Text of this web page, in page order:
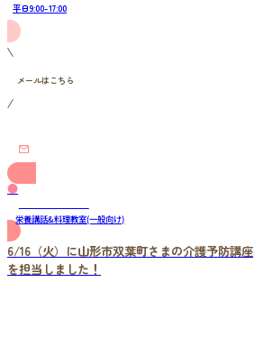
平日9:00-17:00
メールはこちら
●
栄養講話&料理教室(一般向け)
6/16（火）に山形市双葉町さまの介護予防講座
を担当しました！